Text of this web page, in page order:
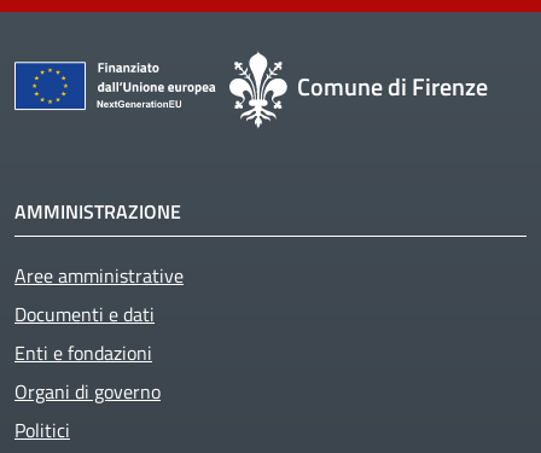
Comune di Firenze
AMMINISTRAZIONE
Aree amministrative
Documenti e dati
Enti e fondazioni
Organi di governo
Politici